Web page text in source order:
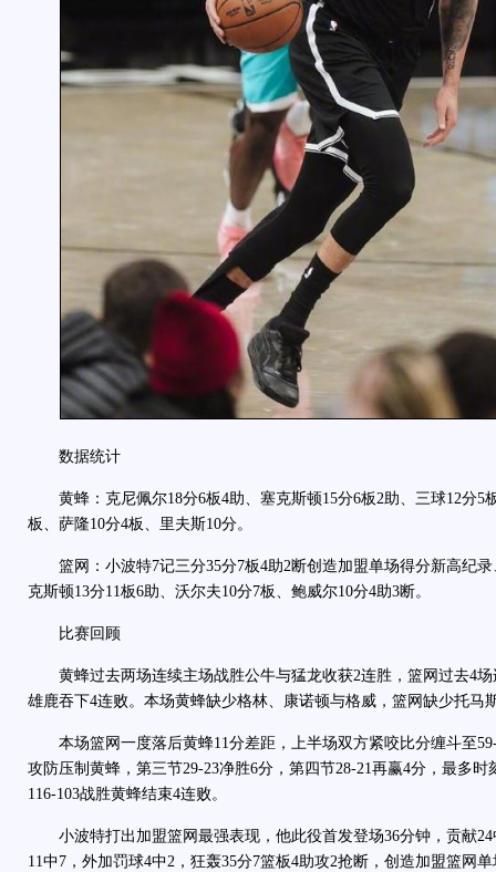
数据统计
黄蜂：克尼佩尔18分6板4助、塞克斯顿15分6板2助、三球12分5
板、萨隆10分4板、里夫斯10分。
篮网：小波特7记三分35分7板4助2断创造加盟单场得分新高纪录
克斯顿13分11板6助、沃尔夫10分7板、鲍威尔10分4助3断。
比赛回顾
黄蜂过去两场连续主场战胜公牛与猛龙收获2连胜，篮网过去4场
雄鹿吞下4连败。本场黄蜂缺少格林、康诺顿与格威，篮网缺少托马
本场篮网一度落后黄蜂11分差距，上半场双方紧咬比分缠斗至
攻防压制黄蜂，第三节29-23净胜6分，第四节28-21再赢4分，最多
116-103战胜黄蜂结束4连败。
小波特打出加盟篮网最强表现，他此役首发登场36分钟，贡献24
11中7，外加罚球4中2，狂轰35分7篮板4助攻2抢断，创造加盟篮网